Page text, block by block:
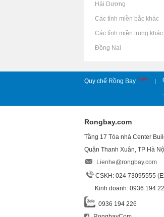
Rao vặt tại Hải Dương Rao
Rao vặt tại Các tỉnh miền bắc khác
Rao
Rao vặt tại Các tỉnh miền trung khác
Rao
Rao vặt tại Đồng Nai Rao
Quy chế Rồng Bay New |
Rongbay.com
Tầng 17 Tòa nhà Center
Quận Thanh Xuân, TP Hà
Lienhe@rongbay.com
CSKH: 024 73095555
Kinh doanh: 0936 194
0936 194 226